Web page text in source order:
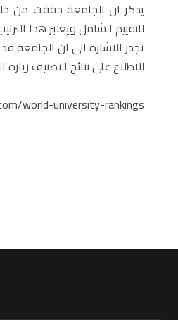
للتقييم الشامل ويعتبر هذا
تجدر الاشارة الى ان الجامعة
للاطلاع على نتائج التصنيف زيارة
world-university-rankings